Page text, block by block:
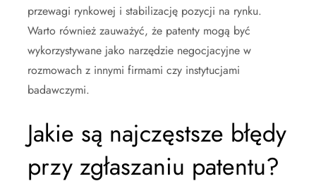
przewagi rynkowej i stabilizację pozycji na rynku.
Warto również zauważyć, że patenty mogą być
wykorzystywane jako narzędzie negocjacyjne w
rozmowach z innymi firmami czy instytucjami
badawczymi.
Jakie są najczęstsze błędy
przy zgłaszaniu patentu?